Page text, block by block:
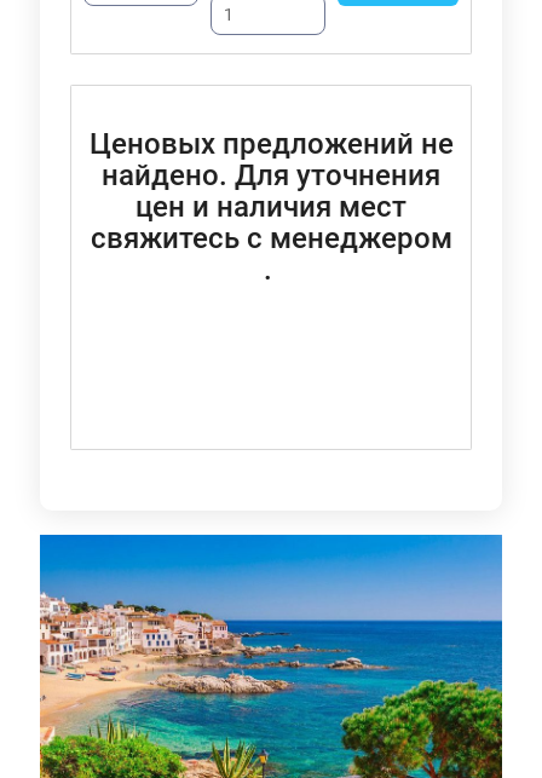
Ценовых предложений не
найдено. Для уточнения
цен и наличия мест
свяжитесь с менеджером
.